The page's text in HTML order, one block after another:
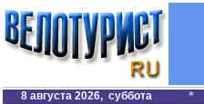
8 августа 2026, суббота *